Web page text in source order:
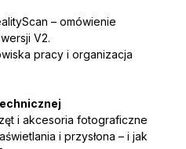
– omówienie
V2.
pracy i organizacja
i akcesoria fotograficzne
i przysłona – i jak